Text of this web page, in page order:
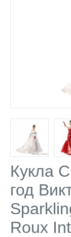
Кукла
год
Roux